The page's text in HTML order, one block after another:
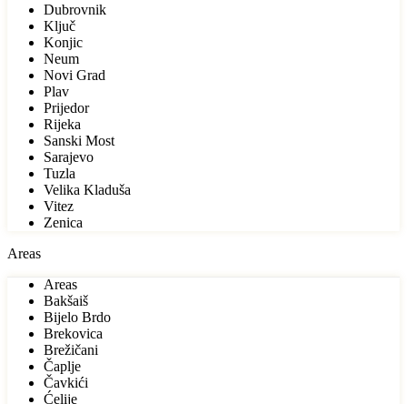
Dubrovnik
Ključ
Konjic
Neum
Novi Grad
Plav
Prijedor
Rijeka
Sanski Most
Sarajevo
Tuzla
Velika Kladuša
Vitez
Zenica
Areas
Areas
Bakšaiš
Bijelo Brdo
Brekovica
Brežičani
Čaplje
Čavkići
Ćelije